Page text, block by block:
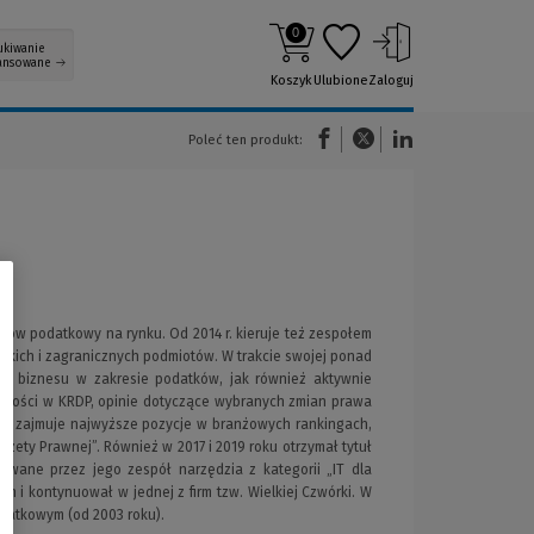
0
KoszykUlubioneZaloguj
Poleć ten produkt:
(Nowe okno)(Link do innej strony)
podatkowy na rynku. Od 2014 r. kieruje też zespołem
i zagranicznych podmiotów. W trakcie swojej ponad
biznesu w zakresie podatków, jak również aktywnie
w KRDP, opinie dotyczące wybranych zmian prawa
zajmuje najwyższe pozycje w branżowych rankingach,
Prawnej”. Również w 2017 i 2019 roku otrzymał tytuł
przez jego zespół narzędzia z kategorii „IT dla
i kontynuował w jednej z firm tzw. Wielkiej Czwórki. W
(od 2003 roku).